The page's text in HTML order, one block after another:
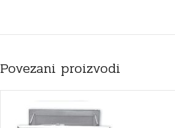
Povezani proizvodi